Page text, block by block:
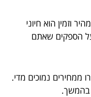
וזמין הוא חיוני
הספקים שאתם
ממחירים נמוכים מדי.
בהמשך.